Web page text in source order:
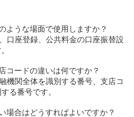
ような場面で使用しますか？
口座登録、公共料金の口座振替設
コードの違いは何ですか？
機関全体を識別する番号、支店コ
る番号です。
場合はどうすればよいですか？